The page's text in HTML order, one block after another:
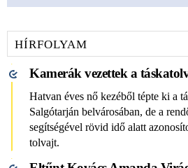
HÍRFOLYAM
Kamerák vezettek a
Hatvan éves nő kezéből tépte ki a
Salgótarján belvárosában, de a
segítségével rövid idő alatt
tolvajt.